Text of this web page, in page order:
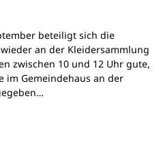
beteiligt sich die
an der Kleidersammlung
zwischen 10 und 12 Uhr gute,
im Gemeindehaus an der